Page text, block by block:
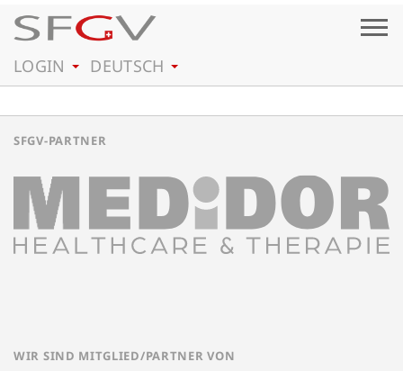
LOGIN DEUTSCH
SFGV-PARTNER
WIR SIND MITGLIED/PARTNER VON